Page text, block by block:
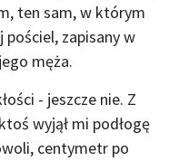
ten sam, w którym
pościel, zapisany w
męża.
- jeszcze nie. Z
wyjął mi podłogę
centymetr po